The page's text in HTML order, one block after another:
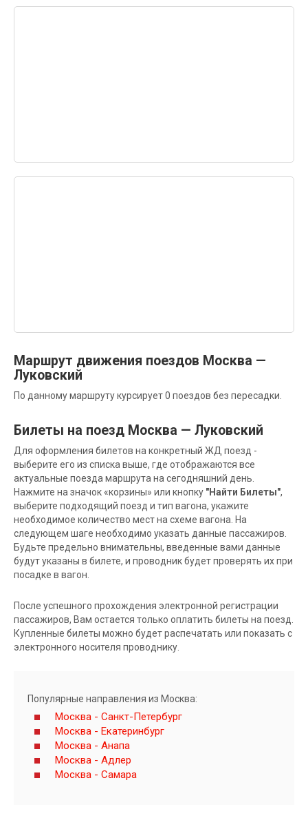
Маршрут движения поездов Москва —
Луковский
По данному маршруту курсирует 0 поездов без пересадки.
Билеты на поезд Москва — Луковский
Для оформления билетов на конкретный ЖД поезд -
выберите его из списка выше, где отображаются все
актуальные поезда маршрута на сегодняшний день.
Нажмите на значок «корзины» или кнопку "Найти Билеты",
выберите подходящий поезд и тип вагона, укажите
необходимое количество мест на схеме вагона. На
следующем шаге необходимо указать данные пассажиров.
Будьте предельно внимательны, введенные вами данные
будут указаны в билете, и проводник будет проверять их при
посадке в вагон.
После успешного прохождения электронной регистрации
пассажиров, Вам остается только оплатить билеты на поезд.
Купленные билеты можно будет распечатать или показать с
электронного носителя проводнику.
Популярные направления из Москва:
Москва - Санкт-Петербург
Москва - Екатеринбург
Москва - Анапа
Москва - Адлер
Москва - Самара